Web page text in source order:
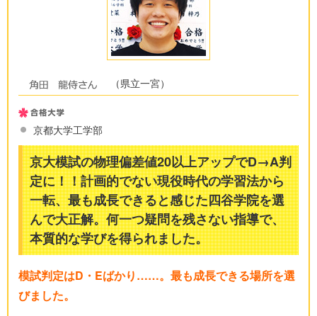
（県立一宮）
京都大学工学部
京大模試の物理偏差値20以上アップでD→A判
定に！！計画的でない現役時代の学習法から
一転、最も成長できると感じた四谷学院を選
んで大正解。何一つ疑問を残さない指導で、
本質的な学びを得られました。
模試判定はD・Eばかり……。最も成長できる場所を選
びました。